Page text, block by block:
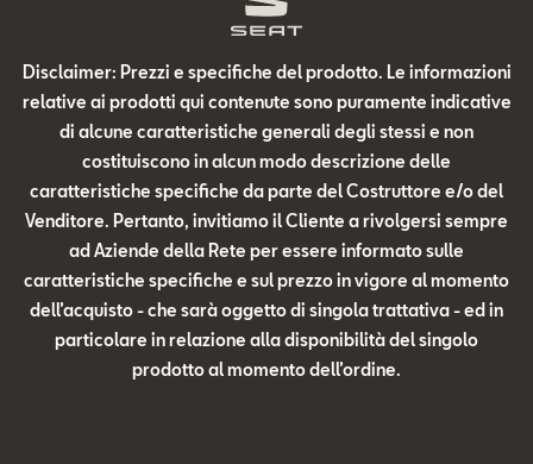
Disclaimer: Prezzi e specifiche del prodotto. Le informazioni
relative ai prodotti qui contenute sono puramente indicative
di alcune caratteristiche generali degli stessi e non
costituiscono in alcun modo descrizione delle
caratteristiche specifiche da parte del Costruttore e/o del
Venditore. Pertanto, invitiamo il Cliente a rivolgersi sempre
ad Aziende della Rete per essere informato sulle
caratteristiche specifiche e sul prezzo in vigore al momento
dell’acquisto - che sarà oggetto di singola trattativa - ed in
particolare in relazione alla disponibilità del singolo
prodotto al momento dell’ordine.